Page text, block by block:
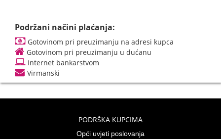
Podržani načini plaćanja:
Gotovinom pri preuzimanju na adresi kupca
Gotovinom pri preuzimanju u dućanu
Internet bankarstvom
Virmanski
PODRŠKA KUPCIMA
Opći uvjeti poslovanja